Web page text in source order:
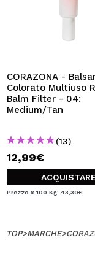
CORAZONA -
Colorato Multiuso
Balm Filter - 04:
Medium/Tan
(13)
12,99€
ACQUISTARE
Prezzo x 100 Kg: 43,30€
TOP>MARCHE>